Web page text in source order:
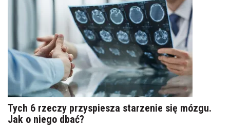
Tych 6 rzeczy przyspiesza starzenie się mózgu.
Jak o niego dbać?